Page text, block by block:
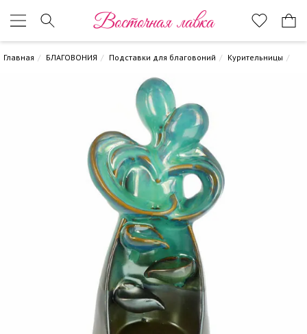
Восточная лавка
Главная БЛАГОВОНИЯ Подставки для благовоний Курительницы